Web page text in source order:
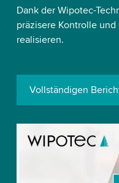
Dank der Wipotec-
präzisere Kontrolle
realisieren.
Vollständigen
We need your
We use a third